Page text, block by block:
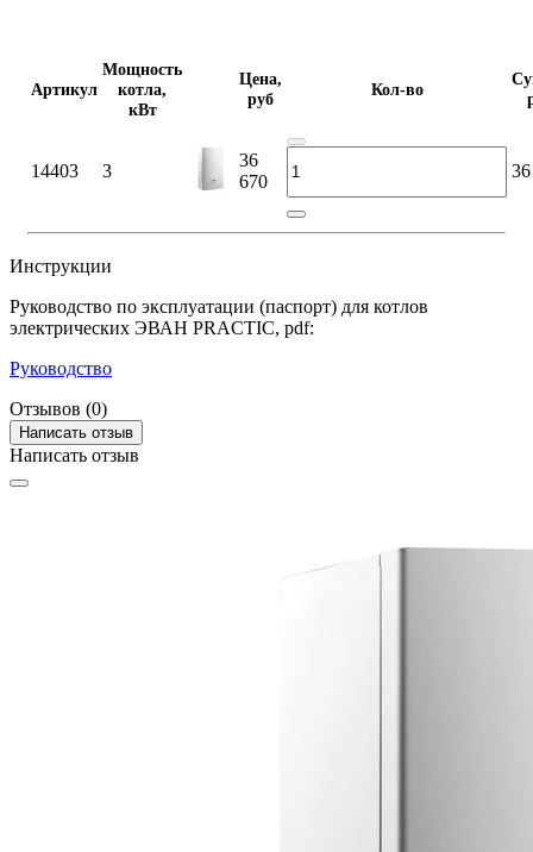
Артикул
Мощность
котла,
кВт
Цена,
руб
Кол-во
14403 3
36
670
Инструкции
Руководство по эксплуатации (паспорт) для котлов
электрических ЭВАН PRACTIC, pdf:
Руководство
Отзывов (0)
Написать отзыв
Написать отзыв